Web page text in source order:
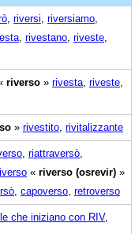
riversi riversiamo
rivestano riveste
riverso » rivesta riveste
» rivestito rivitalizzante
riattraversò
« riverso (osrevir) »
capoverso retroverso
che iniziano con RIV,